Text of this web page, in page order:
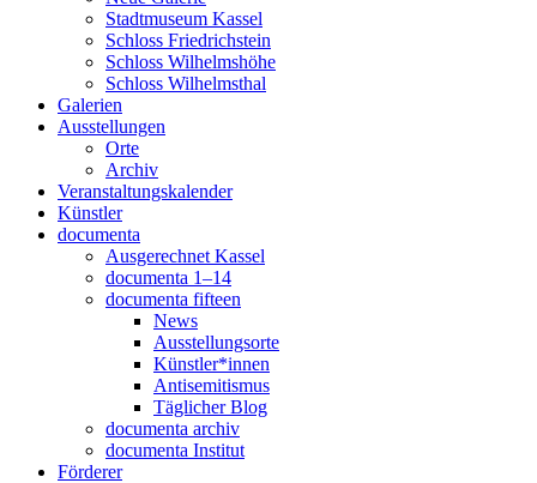
Stadtmuseum Kassel
Schloss Friedrichstein
Schloss Wilhelmshöhe
Schloss Wilhelmsthal
Galerien
Ausstellungen
Orte
Archiv
Veranstaltungskalender
Künstler
documenta
Ausgerechnet Kassel
documenta 1–14
documenta fifteen
News
Ausstellungsorte
Künstler*innen
Antisemitismus
Täglicher Blog
documenta archiv
documenta Institut
Förderer